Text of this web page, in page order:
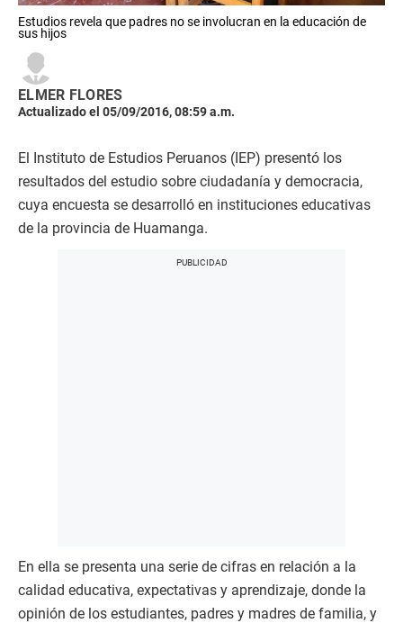
Estudios revela que padres no se involucran en la educación de
sus hijos
ELMER FLORES
Actualizado el 05/09/2016, 08:59 a.m.
El Instituto de Estudios Peruanos (IEP) presentó los
resultados del estudio sobre ciudadanía y democracia,
cuya encuesta se desarrolló en instituciones educativas
de la provincia de Huamanga.
En ella se presenta una serie de cifras en relación a la
calidad educativa, expectativas y aprendizaje, donde la
opinión de los estudiantes, padres y madres de familia, y